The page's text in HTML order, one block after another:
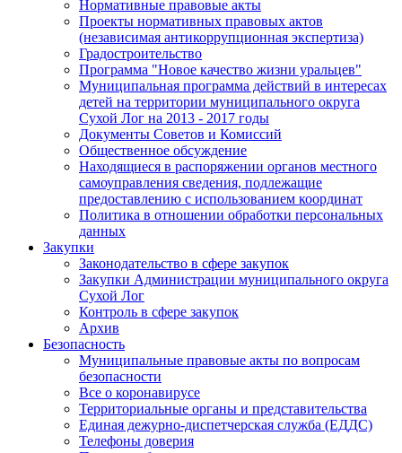
Нормативные правовые акты
Проекты нормативных правовых актов
(независимая антикоррупционная экспертиза)
Градостроительство
Программа "Новое качество жизни уральцев"
Муниципальная программа действий в интересах
детей на территории муниципального округа
Сухой Лог на 2013 - 2017 годы
Документы Советов и Комиссий
Общественное обсуждение
Находящиеся в распоряжении органов местного
самоуправления сведения, подлежащие
предоставлению с использованием координат
Политика в отношении обработки персональных
данных
Закупки
Законодательство в сфере закупок
Закупки Администрации муниципального округа
Сухой Лог
Контроль в сфере закупок
Архив
Безопасность
Муниципальные правовые акты по вопросам
безопасности
Все о коронавирусе
Территориальные органы и представительства
Единая дежурно-диспетчерская служба (ЕДДС)
Телефоны доверия